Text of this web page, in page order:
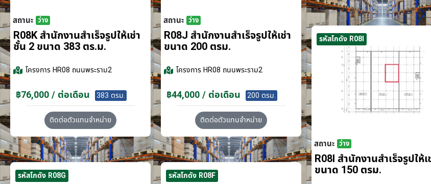
สถานะ ว่าง
R08K สำนักงานสำเร็จรูปให้เช่า
ชั้น 2 ขนาด 383 ตร.ม.
โครงการHR08 ถนนพระราม2
฿76,000 / ต่อเดือน 383 ตรม.
ติดต่อตัวแทนจำหน่าย
สถานะ ว่าง
R08J สำนักงานสำเร็จรูปให้เช่า
ขนาด 200 ตรม.
โครงการHR08 ถนนพระราม2
฿44,000 / ต่อเดือน 200 ตรม.
ติดต่อตัวแทนจำหน่าย
รหัสโกดัง R08I
สถานะ ว่าง
R08I สำนักงานสำเร็จรูปให้เ
ขนาด 150 ตรม.
รหัสโกดัง R08G รหัสโกดัง R08F